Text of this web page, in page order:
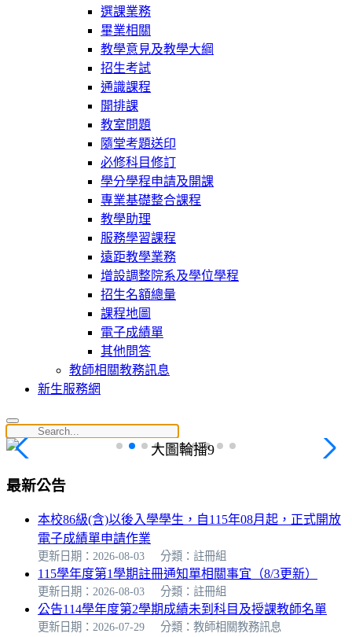
選課業務
畢業相關
教學意見及教學大綱
招生考試
通識課程
開排課
教室問題
隨堂考題送印
必修科目修訂
學分學程申請及開課
專業基礎整合課程
教學助理
服務學習課程
遠距教學業務
增設調整院系及學位學程
招生名額總量
課程地圖
電子成績單
其他問答
教師相關教務訊息
新生服務網
最新公告
本校86級(含)以後入學學生，自115年08月起，正式開放
電子成績單申請作業
更新日期：2026-08-03 分類：註冊組
115學年度第1學期註冊通知單相關事宜（8/3更新）
更新日期：2026-08-03 分類：註冊組
公告114學年度第2學期成績未到科目及授課教師名單
更新日期：2026-07-29 分類：教師相關教務訊息